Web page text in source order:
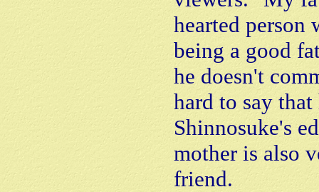
hearted person
being a good
he doesn't
hard to say
Shinnosuke's
mother is also
friend.